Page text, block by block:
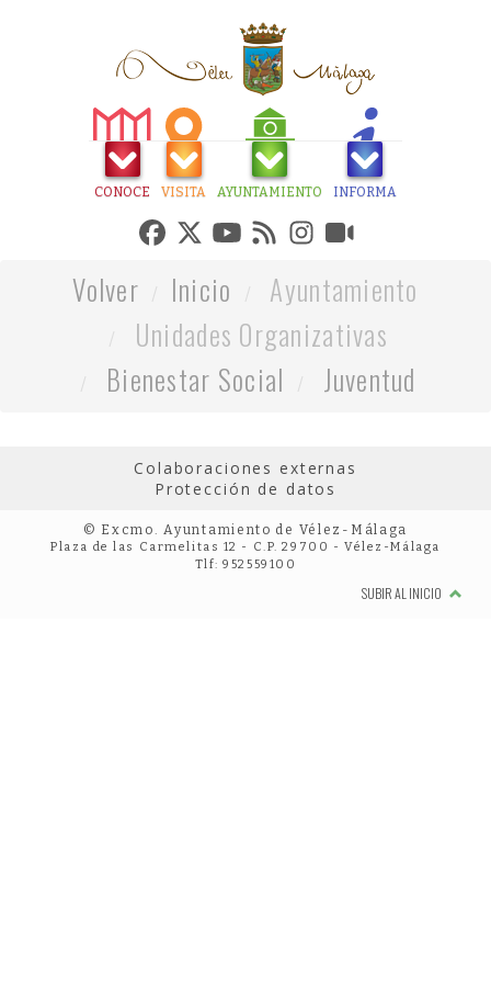
CONOCE VISITA AYUNTAMIENTO INFORMA
Volver Inicio
Ayuntamiento
Unidades Organizativas
Bienestar Social
Juventud
Colaboraciones externas
Protección de datos
© Excmo. Ayuntamiento de Vélez-Málaga
Plaza de las Carmelitas 12 - C.P. 29700 - Vélez-Málaga
Tlf: 952559100
SUBIR AL INICIO